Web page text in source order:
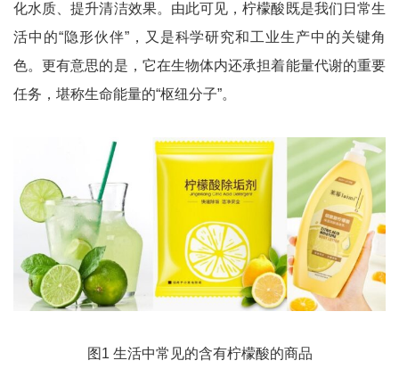
化水质、提升清洁效果。由此可见，柠檬酸既是我们日常生
活中的“隐形伙伴”，又是科学研究和工业生产中的关键角
色。更有意思的是，它在生物体内还承担着能量代谢的重要
任务，堪称生命能量的“枢纽分子”。
图1 生活中常见的含有柠檬酸的商品